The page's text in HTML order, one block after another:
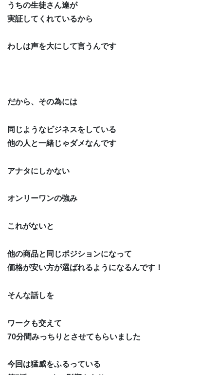
うちの生徒さん達が
実証してくれているから
わしは声を大にして言うんです
だから、その為には
同じようなビジネスをしている
他の人と一緒じゃダメなんです
アナタにしかない
オンリーワンの強み
これがないと
他の商品と同じポジションになって
価格が安い方が選ばれるようになるんです！
そんな話しを
ワークも交えて
70分間みっちりとさせてもらいました
今回は猛威をふるっている